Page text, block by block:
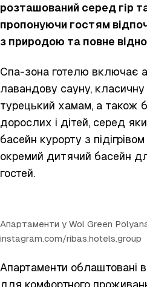
розташований серед гір
пропонуючи гостям
з природою та повне
Спа-зона готелю включає
лавандову сауну, класичну
турецький хамам, а також
дорослих і дітей, серед
басейн курорту з
окремий дитячий басейн
гостей.
Апартаменти у Wol Green
instagram.com/ribas.hotels.group
Апартаменти облаштовані
для комфортного